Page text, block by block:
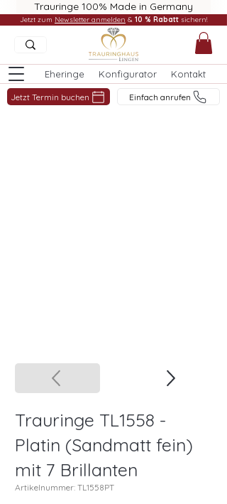
Trauringe 100% Made in Germany
Eheringe Konfigurator Kontakt
Jetzt Termin buchen Einfach anrufen
Jetzt zum Newsletter anmelden & 10 % Rabatt sichern!
Trauringe TL1558 -
Platin (Sandmatt fein)
mit 7 Brillanten
Artikelnummer: TL1558PT